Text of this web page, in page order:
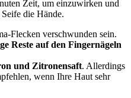
Zeit, um einzuwirken und
die Hände.
Flecken verschwunden sein.
Reste auf den Fingernägeln
und Zitronensaft. Allerdings
wenn Ihre Haut sehr